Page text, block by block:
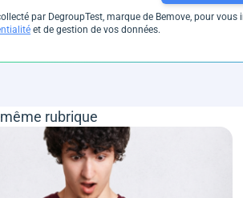
par DegroupTest, marque de Bemove, pour
et de gestion de vos données.
rubrique